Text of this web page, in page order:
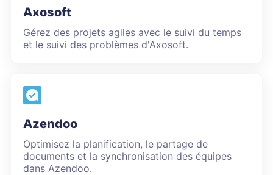
Axosoft
Gérez des projets agiles avec le suivi du temps
et le suivi des problèmes d'Axosoft.
Azendoo
Optimisez la planification, le partage de
documents et la synchronisation des équipes
dans Azendoo.